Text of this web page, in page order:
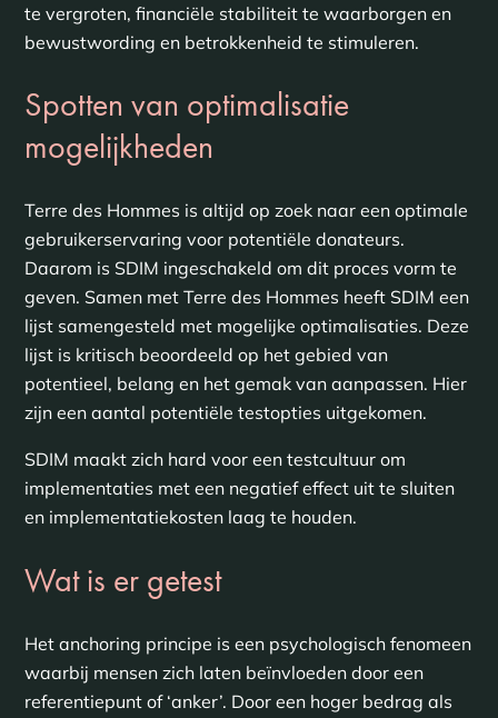
te vergroten, financiële stabiliteit te waarborgen en
bewustwording en betrokkenheid te stimuleren.
Spotten van optimalisatie
mogelijkheden
Terre des Hommes is altijd op zoek naar een optimale
gebruikerservaring voor potentiële donateurs.
Daarom is SDIM ingeschakeld om dit proces vorm te
geven. Samen met Terre des Hommes heeft SDIM een
lijst samengesteld met mogelijke optimalisaties. Deze
lijst is kritisch beoordeeld op het gebied van
potentieel, belang en het gemak van aanpassen. Hier
zijn een aantal potentiële testopties uitgekomen.
SDIM maakt zich hard voor een testcultuur om
implementaties met een negatief effect uit te sluiten
en implementatiekosten laag te houden.
Wat is er getest
Het anchoring principe is een psychologisch fenomeen
waarbij mensen zich laten beïnvloeden door een
referentiepunt of ‘anker’. Door een hoger bedrag als